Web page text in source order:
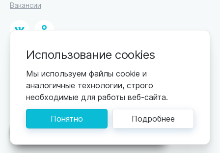
Поможем подобрать пансионат
Вакансии
© 2026
ИП Высоцкий Дмитрий Петрович, ИНН 233610721148
Цены обновляются по мере поступления новой
информации. Точную стоимость уточняйте у
пансионата. Информация, предоставленная на сайте,
не может быть использована для постановки
диагноза, назначения лечения и не заменяет прием
Использование cookies
Мы используем файлы cookie и
аналогичные технологии, строго
необходимые для работы веб-сайта.
Понятно Подробнее